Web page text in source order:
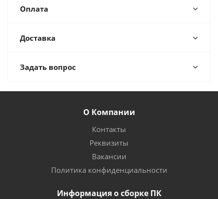
Оплата
Доставка
Задать вопрос
О Компании
Контакты
Реквизиты
Вакансии
Политика конфиденциальности
Информация о сборке ПК